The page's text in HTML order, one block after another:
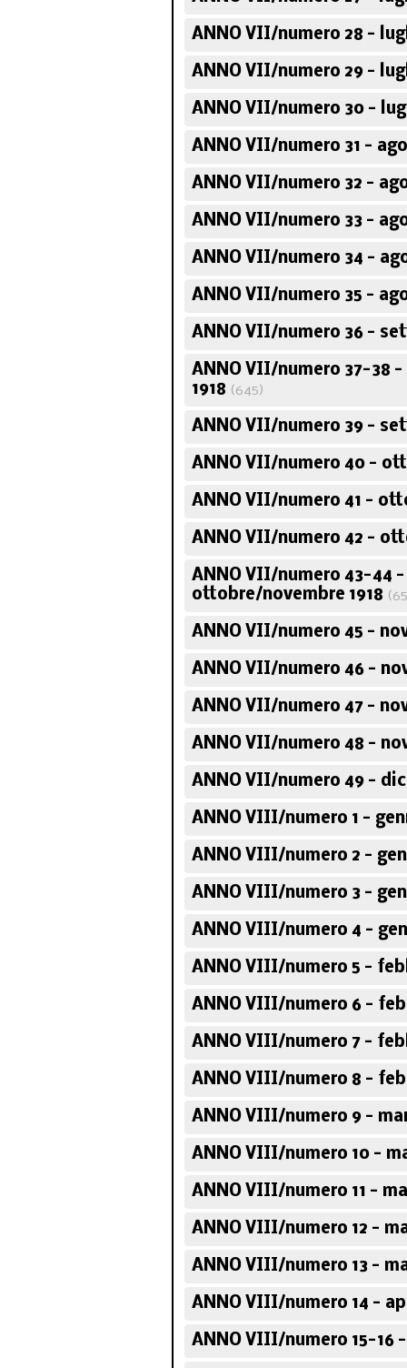
ANNO VII/numero 28 -
ANNO VII/numero 29 -
ANNO VII/numero 30 -
ANNO VII/numero 31 -
ANNO VII/numero 32 -
ANNO VII/numero 33 -
ANNO VII/numero 34 -
ANNO VII/numero 35 -
ANNO VII/numero 36 -
ANNO VII/numero 37-38
1918 (645)
ANNO VII/numero 39 -
ANNO VII/numero 40 -
ANNO VII/numero 41 -
ANNO VII/numero 42 -
ANNO VII/numero 43-44 -
ottobre/novembre 1918
ANNO VII/numero 45 -
ANNO VII/numero 46 -
ANNO VII/numero 47 -
ANNO VII/numero 48 -
ANNO VII/numero 49 -
ANNO VIII/numero 1 -
ANNO VIII/numero 2 -
ANNO VIII/numero 3 -
ANNO VIII/numero 4 -
ANNO VIII/numero 5 -
ANNO VIII/numero 6 -
ANNO VIII/numero 7 -
ANNO VIII/numero 8 -
ANNO VIII/numero 9 -
ANNO VIII/numero 10 -
ANNO VIII/numero 11 -
ANNO VIII/numero 12 -
ANNO VIII/numero 13 -
ANNO VIII/numero 14 -
ANNO VIII/numero 15-16